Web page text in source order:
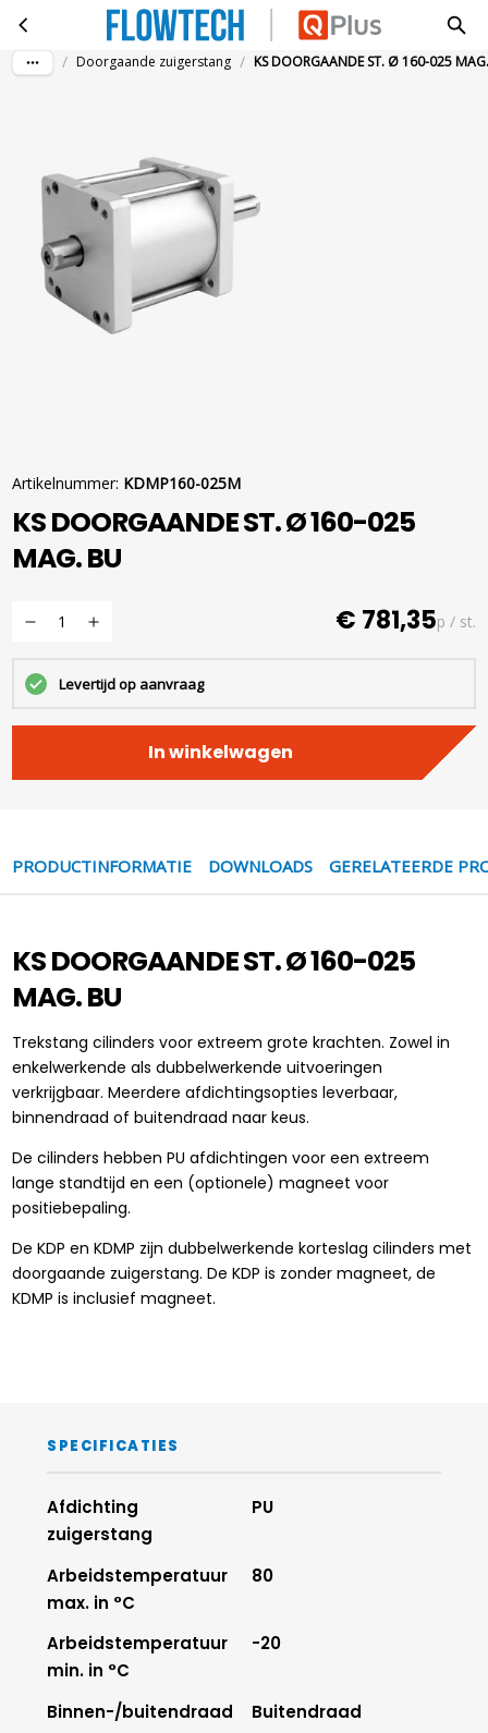
Ga naar hoofdinhoud
KS DOORGAANDE ST. Ø 160-025 MAG. BU
/ Doorgaande zuigerstang / KS DOORGAANDE ST. Ø 160-025
Artikelnummer: KDMP160-025M
KS DOORGAANDE ST. Ø 160-025
MAG. BU
€ 781,35p / st.
Levertijd op aanvraag
In winkelwagen
PRODUCTINFORMATIE DOWNLOADS GERELATEERDE
KS DOORGAANDE ST. Ø 160-025
MAG. BU
Trekstang cilinders voor extreem grote krachten. Zowel in
enkelwerkende als dubbelwerkende uitvoeringen
verkrijgbaar. Meerdere afdichtingsopties leverbaar,
binnendraad of buitendraad naar keus.
De cilinders hebben PU afdichtingen voor een extreem
lange standtijd en een (optionele) magneet voor
positiebepaling.
De KDP en KDMP zijn dubbelwerkende korteslag cilinders met
doorgaande zuigerstang. De KDP is zonder magneet, de
KDMP is inclusief magneet.
SPECIFICATIES
Afdichting
zuigerstang
PU
Arbeidstemperatuur
max. in °C
80
Arbeidstemperatuur
min. in °C
-20
Binnen-/buitendraad
Buitendraad